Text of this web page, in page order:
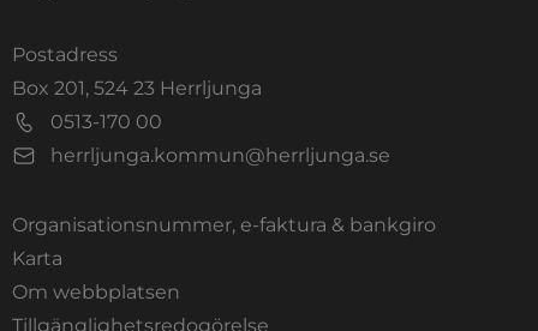
Postadress
Box 201, 524 23 Herrljunga
0513-170 00
herrljunga.kommun@herrljunga.se
Organisationsnummer, e-faktura & bankgiro
Karta
Om webbplatsen
Tillgänglighetsredogörelse